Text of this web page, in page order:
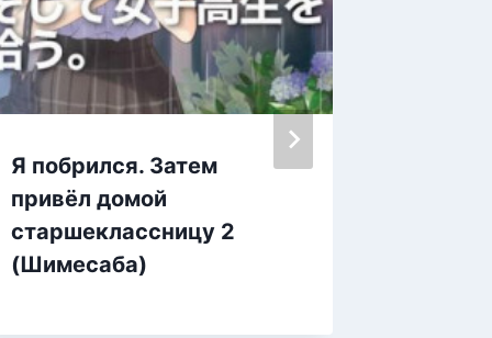
Я побрился. Затем
привёл домой
старшеклассницу 2
(Шимесаба)